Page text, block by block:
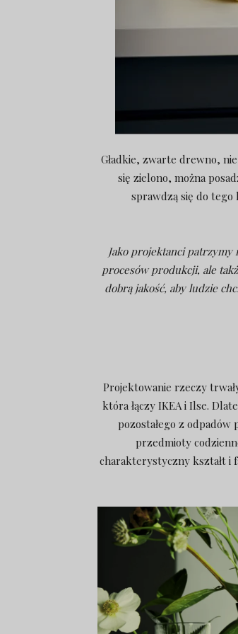
Gładkie, zwarte drewno,
się zielono, można
sprawdzą się do tego
Jako projektanci
procesów produkcji, ale
dobrą jakość, aby ludzie
Projektowanie rzeczy
która łączy IKEA i Ilse.
pozostałego z
przedmioty
charakterystyczny kształt i